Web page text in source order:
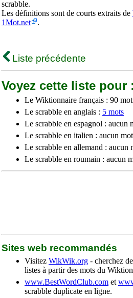
scrabble.
Les définitions sont de courts extraits de
1Mot.net
.
Liste précédente
Voyez cette liste pour :
Le Wiktionnaire français : 90
Le scrabble en anglais : 5 mots
Le scrabble en espagnol : aucun
Le scrabble en italien : aucun mot
Le scrabble en allemand : aucun
Le scrabble en roumain : aucun
Sites web recommandés
Visitez WikWik.org - cherchez
listes à partir des mots du
www.BestWordClub.com et
scrabble duplicate en ligne.